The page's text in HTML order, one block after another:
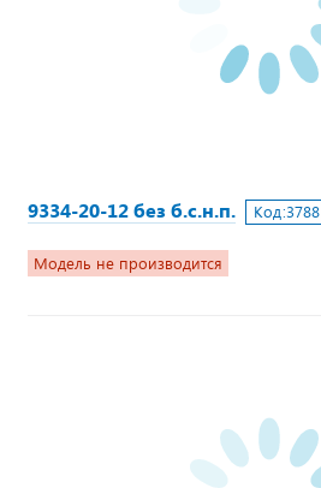
9334-20-12 без б.с.н.п. Код:3788
Модель не производится